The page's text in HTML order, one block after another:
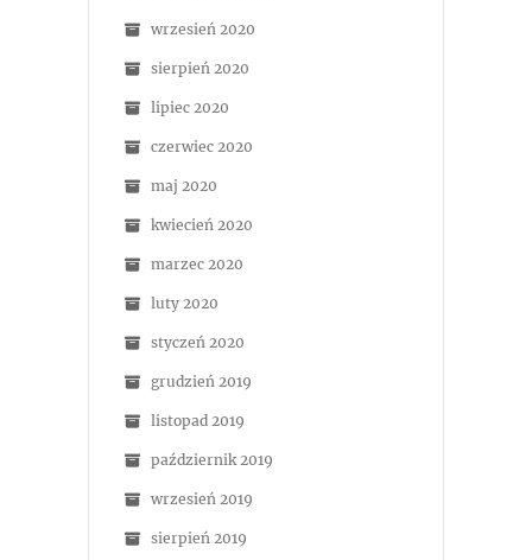
wrzesień 2020
sierpień 2020
lipiec 2020
czerwiec 2020
maj 2020
kwiecień 2020
marzec 2020
luty 2020
styczeń 2020
grudzień 2019
listopad 2019
październik 2019
wrzesień 2019
sierpień 2019